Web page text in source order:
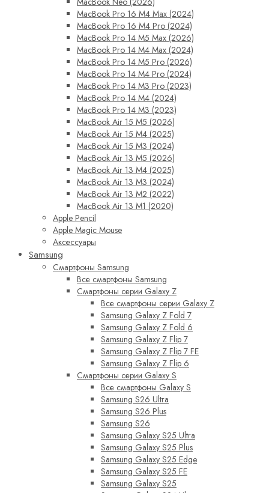
MacBook Pro 16 M4 Max (2024)
MacBook Pro 16 M4 Pro (2024)
MacBook Pro 14 M5 Max (2026)
MacBook Pro 14 M4 Max (2024)
MacBook Pro 14 M5 Pro (2026)
MacBook Pro 14 M4 Pro (2024)
MacBook Pro 14 M3 Pro (2023)
MacBook Pro 14 M4 (2024)
MacBook Pro 14 M3 (2023)
MacBook Air 15 M5 (2026)
MacBook Air 15 M4 (2025)
MacBook Air 15 M3 (2024)
MacBook Air 13 M5 (2026)
MacBook Air 13 M4 (2025)
MacBook Air 13 M3 (2024)
MacBook Air 13 M2 (2022)
MacBook Air 13 M1 (2020)
Apple Pencil
Apple Magic Mouse
Аксессуары
Samsung
Смартфоны Samsung
Все смартфоны Samsung
Смартфоны серии Galaxy Z
Все смартфоны серии Galaxy Z
Samsung Galaxy Z Fold 7
Samsung Galaxy Z Fold 6
Samsung Galaxy Z Flip 7
Samsung Galaxy Z Flip 7 FE
Samsung Galaxy Z Flip 6
Смартфоны серии Galaxy S
Все смартфоны Galaxy S
Samsung S26 Ultra
Samsung S26 Plus
Samsung S26
Samsung Galaxy S25 Ultra
Samsung Galaxy S25 Plus
Samsung Galaxy S25 Edge
Samsung Galaxy S25 FE
Samsung Galaxy S25